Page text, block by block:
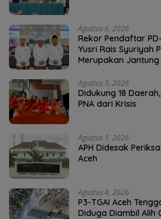
Agustus 6, 2026
Rekor Pendaftar
Yusri Rais Syuriyah
Merupakan Jantung
Agustus 3, 2026
Didukung 18
PNA dari Krisis
Agustus 1, 2026
APH Didesak
Aceh
Agustus 4, 2026
P3-TGAI Aceh
Diduga Diambil Alih